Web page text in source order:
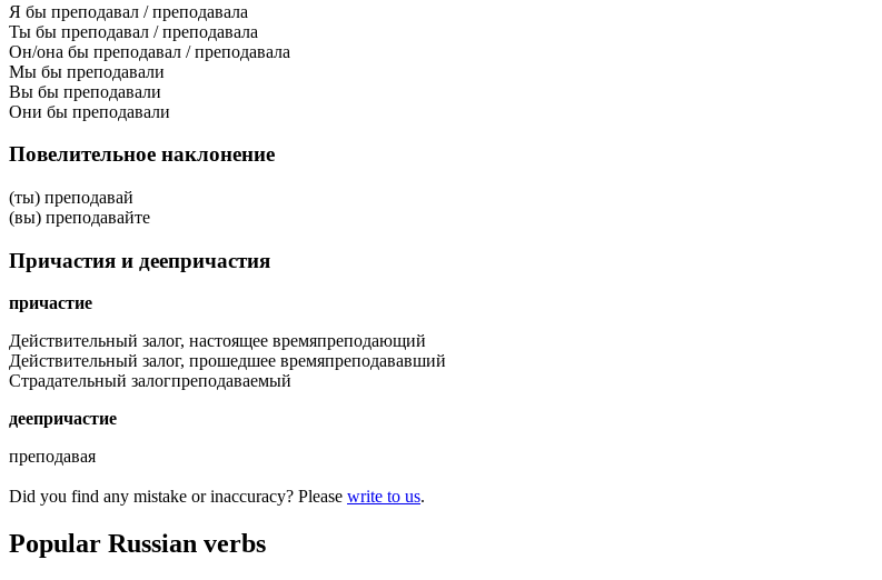
Я бы преподавал / преподавала
Ты бы преподавал / преподавала
Он/она бы преподавал / преподавала
Мы бы преподавали
Вы бы преподавали
Они бы преподавали
Повелительное наклонение
(ты) преподавай
(вы) преподавайте
Причастия и деепричастия
причастие
Действительный залог, настоящее времяпреподающий
Действительный залог, прошедшее времяпреподававший
Страдательный залогпреподаваемый
деепричастие
преподавая
Did you find any mistake or inaccuracy? Please write to us.
Popular Russian verbs